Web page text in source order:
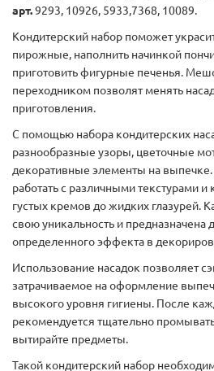
арт.9293, 10926, 5933,7368, 10089.
Кондитерский набор поможет
пирожные, наполнить начинкой
приготовить фигурные печенья.
переходником позволят менять
приготовления.
С помощью набора кондитерских
разнообразные узоры, цветочные
декоративные элементы на
работать с различными текстурами и
густых кремов до жидких глазурей.
свою уникальность и предназначена
определенного эффекта в
Использование насадок позволяет
затрачиваемое на оформление
высокого уровня гигиены. После
рекомендуется тщательно
вытирайте предметы.
Такой кондитерский набор